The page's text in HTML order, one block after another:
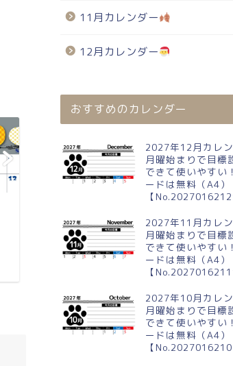
猫イラストのかわいいA4無料カ
レンダー
千
料
11月カレンダー
12月カレンダー
おすすめのカレンダー
2027年12月カレ
月曜始まりで目標
できて使いやすい
ードは無料（A4）
【
2027年11月カレ
月曜始まりで目標
できて使いやすい
ードは無料（A4）
【
2027年10月カレ
月曜始まりで目標
できて使いやすい
ードは無料（A4）
【